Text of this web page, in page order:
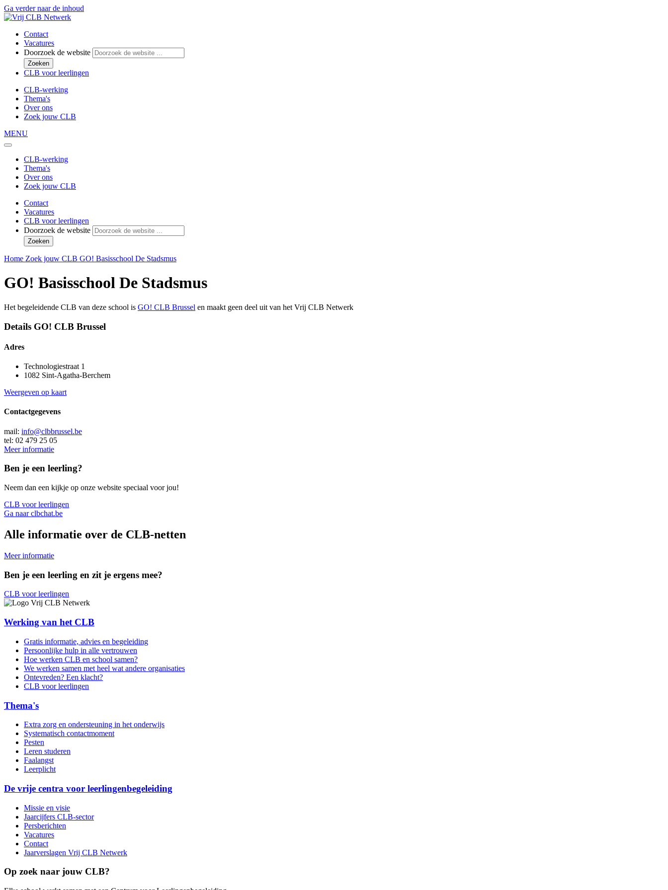
Ga verder naar de inhoud
Contact
Vacatures
Doorzoek de website
Zoeken
CLB voor leerlingen
CLB-werking
Thema's
Over ons
Zoek jouw CLB
MENU
CLB-werking
Thema's
Over ons
Zoek jouw CLB
Contact
Vacatures
CLB voor leerlingen
Doorzoek de website
Zoeken
Home Zoek jouw CLB GO! Basisschool De Stadsmus
GO! Basisschool De Stadsmus
Het begeleidende CLB van deze school is GO! CLB Brussel en maakt geen deel uit van het Vrij CLB Netwerk
Details GO! CLB Brussel
Adres
Technologiestraat 1
1082 Sint-Agatha-Berchem
Weergeven op kaart
Contactgegevens
mail: info@clbbrussel.be
tel: 02 479 25 05
Meer informatie
Ben je een leerling?
Neem dan een kijkje op onze website speciaal voor jou!
CLB voor leerlingen
Ga naar clbchat.be
Alle informatie over de CLB-netten
Meer informatie
Ben je een leerling en zit je ergens mee?
CLB voor leerlingen
Werking van het CLB
Gratis informatie, advies en begeleiding
Persoonlijke hulp in alle vertrouwen
Hoe werken CLB en school samen?
We werken samen met heel wat andere organisaties
Ontevreden? Een klacht?
CLB voor leerlingen
Thema's
Extra zorg en ondersteuning in het onderwijs
Systematisch contactmoment
Pesten
Leren studeren
Faalangst
Leerplicht
De vrije centra voor leerlingenbegeleiding
Missie en visie
Jaarcijfers CLB-sector
Persberichten
Vacatures
Contact
Jaarverslagen Vrij CLB Netwerk
Op zoek naar jouw CLB?